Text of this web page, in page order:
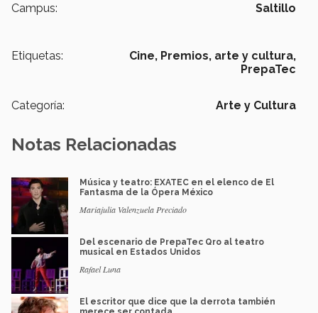
Campus:
Saltillo
Etiquetas: Cine, Premios, arte y cultura,
PrepaTec
Categoría: Arte y Cultura
Notas Relacionadas
Música y teatro: EXATEC en el elenco de El
Fantasma de la Ópera México
Mariajulia Valenzuela Preciado
Del escenario de PrepaTec Qro al teatro
musical en Estados Unidos
Rafael Luna
El escritor que dice que la derrota también